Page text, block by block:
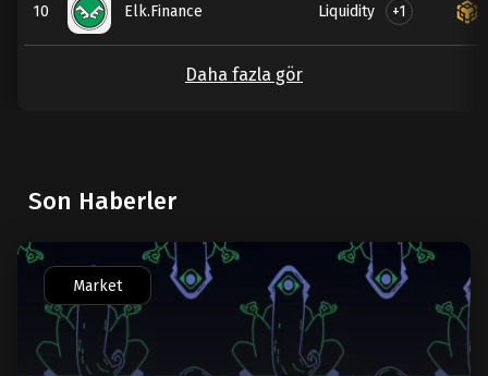
10 Elk.Finance Liquidity +1
Daha fazla gör
Son Haberler
Market